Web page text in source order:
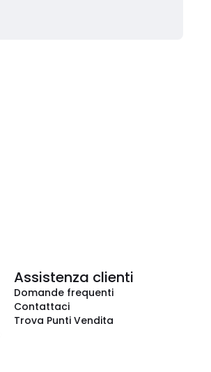
Assistenza clienti
Domande frequenti
Contattaci
Trova Punti Vendita